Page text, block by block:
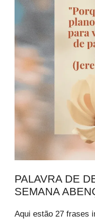
PALAVRA DE
SEMANA
Aqui estão 27 frases